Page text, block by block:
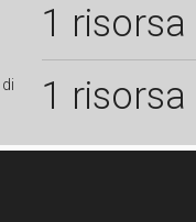
1 risorsa
di 1 risorsa